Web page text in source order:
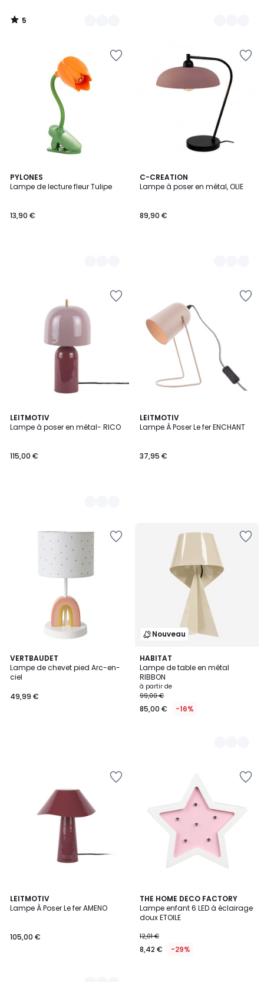
5
/
PYLONES
Lampe de lecture fleur Tulipe
13,90 €
3
Couleurs
C-CREATION
Lampe à poser en métal, OLIE
89,90 €
3
Couleurs
LEITMOTIV
Lampe à poser en métal- RICO
115,00 €
4
Couleurs
LEITMOTIV
Lampe À Poser Le fer ENCHANT
37,95 €
VERTBAUDET
Lampe de chevet pied Arc-en-
ciel
49,99 €
Nouveau
HABITAT
Lampe de table en métal
RIBBON
à partir de
99,00 €
85,00 € -16%
11
Couleurs
LEITMOTIV
Lampe À Poser Le fer AMENO
105,00 €
6
Couleurs
THE HOME DECO FACTORY
Lampe enfant 6 LED à éclairage
doux ETOILE
12,01 €
8,42 € -29%